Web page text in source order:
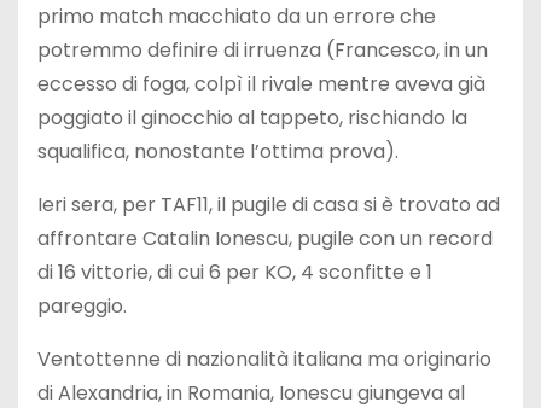
primo match macchiato da un errore che
potremmo definire di irruenza (Francesco, in un
eccesso di foga, colpì il rivale mentre aveva già
poggiato il ginocchio al tappeto, rischiando la
squalifica, nonostante l’ottima prova).
Ieri sera, per TAF11, il pugile di casa si è trovato ad
affrontare Catalin Ionescu, pugile con un record
di 16 vittorie, di cui 6 per KO, 4 sconfitte e 1
pareggio.
Ventottenne di nazionalità italiana ma originario
di Alexandria, in Romania, Ionescu giungeva al